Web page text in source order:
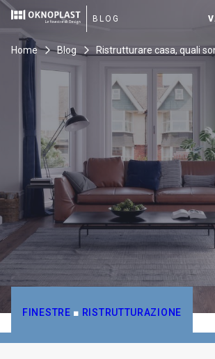
Skip
content
BLOG
Home Blog
Ristrutturare casa, quali
FINESTRE ■ RISTRUTTURAZIONE